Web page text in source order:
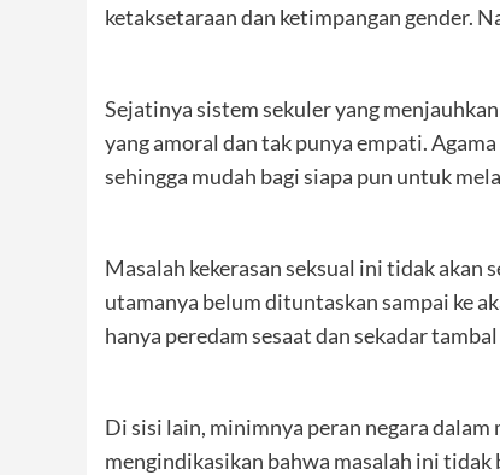
ketaksetaraan dan ketimpangan gender.
Sejatinya sistem sekuler yang
yang amoral dan tak punya empati.
sehingga mudah bagi siapa pun untuk
Masalah kekerasan seksual ini tidak akan
utamanya belum dituntaskan sampai ke
hanya peredam sesaat dan sekadar
Di sisi lain, minimnya peran negara
mengindikasikan bahwa masalah ini